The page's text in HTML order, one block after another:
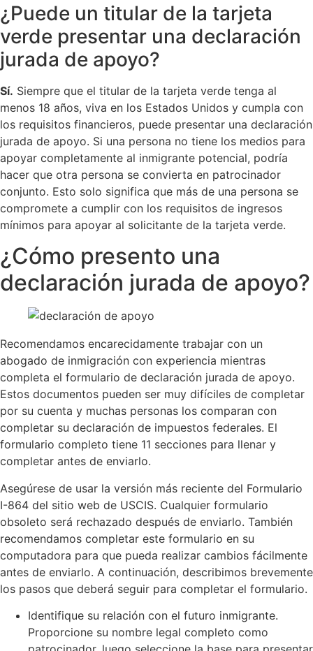
¿Puede un titular de la tarjeta
verde presentar una declaración
jurada de apoyo?
Sí. Siempre que el titular de la tarjeta verde tenga al
menos 18 años, viva en los Estados Unidos y cumpla con
los requisitos financieros, puede presentar una declaración
jurada de apoyo. Si una persona no tiene los medios para
apoyar completamente al inmigrante potencial, podría
hacer que otra persona se convierta en patrocinador
conjunto. Esto solo significa que más de una persona se
compromete a cumplir con los requisitos de ingresos
mínimos para apoyar al solicitante de la tarjeta verde.
¿Cómo presento una
declaración jurada de apoyo?
Recomendamos encarecidamente trabajar con un
abogado de inmigración con experiencia mientras
completa el formulario de declaración jurada de apoyo.
Estos documentos pueden ser muy difíciles de completar
por su cuenta y muchas personas los comparan con
completar su declaración de impuestos federales. El
formulario completo tiene 11 secciones para llenar y
completar antes de enviarlo.
Asegúrese de usar la versión más reciente del Formulario
I-864 del sitio web de USCIS. Cualquier formulario
obsoleto será rechazado después de enviarlo. También
recomendamos completar este formulario en su
computadora para que pueda realizar cambios fácilmente
antes de enviarlo. A continuación, describimos brevemente
los pasos que deberá seguir para completar el formulario.
Identifique su relación con el futuro inmigrante.
Proporcione su nombre legal completo como